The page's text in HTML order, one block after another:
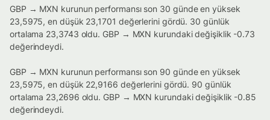
GBP → MXN kurunun performansı son 30 günde en yüksek
23,5975, en düşük 23,1701 değerlerini gördü. 30 günlük
ortalama 23,3743 oldu. GBP → MXN kurundaki değişiklik -0.73
değerindeydi.
GBP → MXN kurunun performansı son 90 günde en yüksek
23,5975, en düşük 22,9166 değerlerini gördü. 90 günlük
ortalama 23,2696 oldu. GBP → MXN kurundaki değişiklik -0.85
değerindeydi.